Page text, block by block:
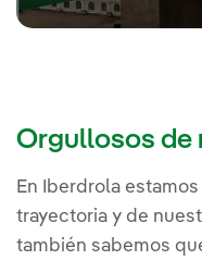
Orgullosos de
En Iberdrola
trayectoria y de
también sabemos